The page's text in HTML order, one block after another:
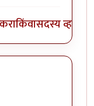
किंवासदस्य व्हा